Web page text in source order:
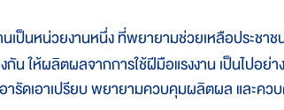
นเป็นหน่วยงานหนึ่ง ที่พยายามช่วยเหลือประช
น ให้ผลิตผลจากการใช้ฝีมือแรงงาน เป็นไปอย่า
รัดเอาเปรียบ พยายามควบคุมผลิตผล และคว